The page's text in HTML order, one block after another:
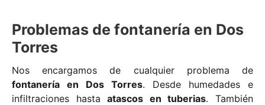
Problemas de fontanería en Dos
Torres
Nos encargamos de cualquier problema de
fontanería en Dos Torres. Desde humedades e
infiltraciones hastaatascos en tuberias. También